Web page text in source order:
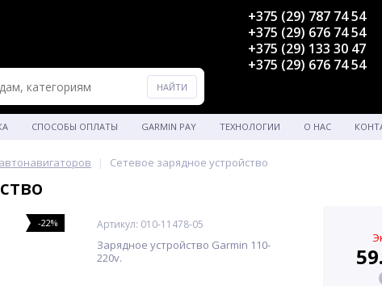
+375 (29) 787 74 54
+375 (29) 676 74 54
+375 (29) 133 30 47
+375 (29) 676 74 54
СПОСОБЫ ОПЛАТЫ GARMIN PAY ТЕХНОЛОГИИ О НАС
Сетевое зарядное устройство
-22% Артикул: 010-11478-05
Зарядное устройство Garmin 110-
220v.